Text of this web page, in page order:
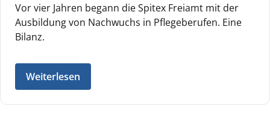
Vor vier Jahren begann die Spitex Freiamt mit der
Ausbildung von Nachwuchs in Pflegeberufen. Eine
Bilanz.
Weiterlesen